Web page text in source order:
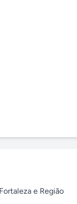
e Região